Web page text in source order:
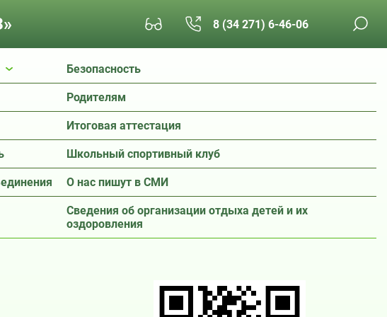
8 (34 271) 6-46-06
Безопасность
Родителям
Итоговая аттестация
Школьный спортивный клуб
О нас пишут в СМИ
Сведения об организации отдыха детей и их
оздоровления